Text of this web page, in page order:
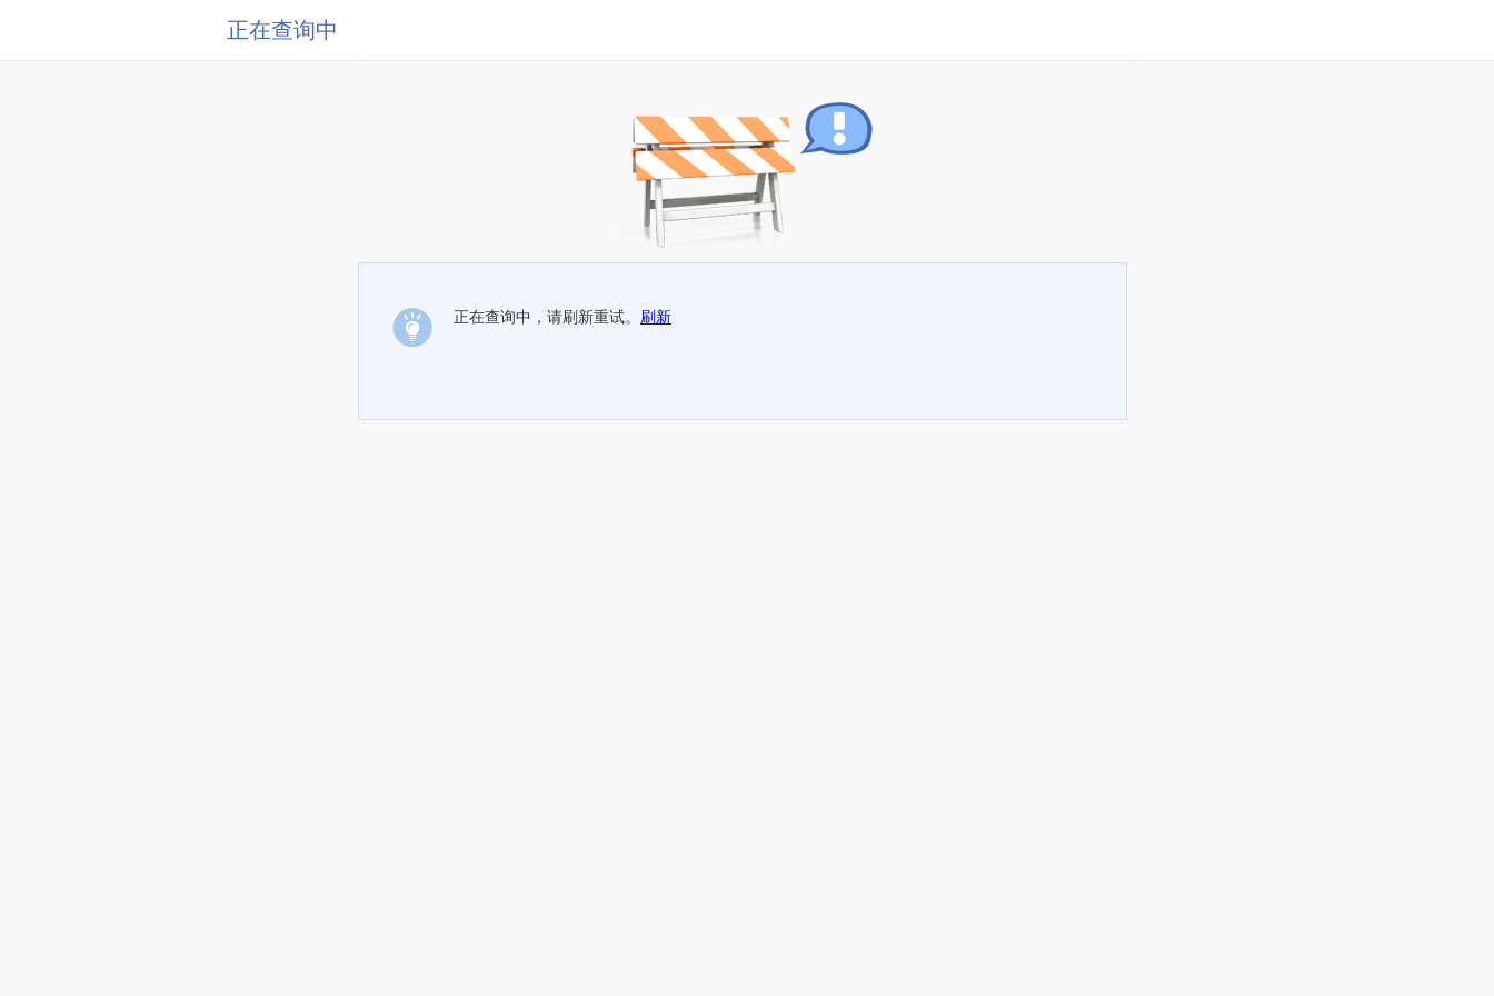
正在查询中
正在查询中，请刷新重试。 刷新